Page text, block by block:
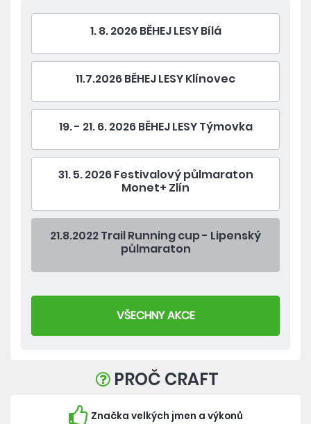
1. 8. 2026 BĚHEJ LESY Bílá
11.7.2026 BĚHEJ LESY Klínovec
19. - 21. 6. 2026 BĚHEJ LESY Týmovka
31. 5. 2026 Festivalový půlmaraton
Monet+ Zlín
21.8.2022 Trail Running cup - Lipenský
půlmaraton
VŠECHNY AKCE
PROČ CRAFT
Značka velkých jmen a výkonů